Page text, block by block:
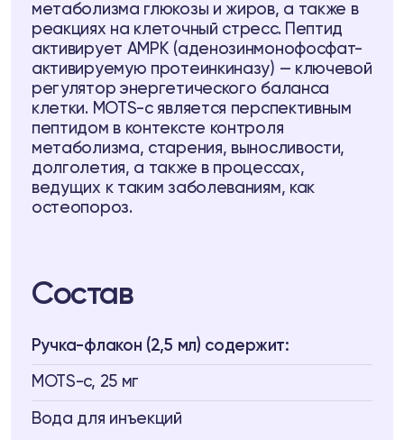
Biopell
Telegram
метаболизма глюкозы и жиров, а также в
реакциях на клеточный стресс. Пептид
активирует AMPK (аденозинмонофосфат-
активируемую протеинкиназу) — ключевой
регулятор энергетического баланса
клетки. MOTS-c является перспективным
пептидом в контексте контроля
метаболизма, старения, выносливости,
долголетия, а также в процессах,
ведущих к таким заболеваниям, как
остеопороз.
Состав
Ручка-флакон (2,5 мл) содержит:
MOTS-c, 25 мг
Вода для инъекций